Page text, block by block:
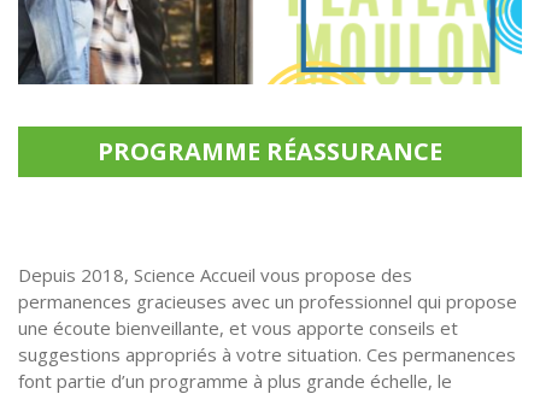
PROGRAMME RÉASSURANCE
Depuis 2018, Science Accueil vous propose des
permanences gracieuses avec un professionnel qui propose
une écoute bienveillante, et vous apporte conseils et
suggestions appropriés à votre situation. Ces permanences
font partie d’un programme à plus grande échelle, le